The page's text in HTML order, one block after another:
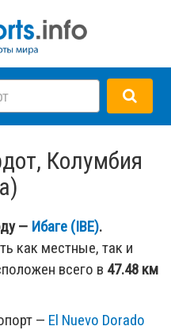
Колумбия
— Ибаге (IBE).
как местные, так и
всего в 47.48 км
— El Nuevo Dorado